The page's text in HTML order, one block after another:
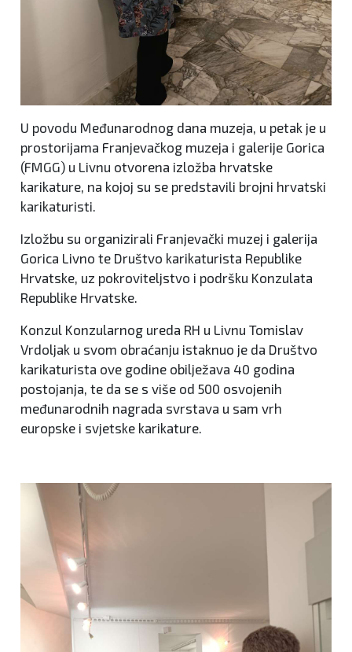
U povodu Međunarodnog dana muzeja, u petak je u
prostorijama Franjevačkog muzeja i galerije Gorica
(FMGG) u Livnu otvorena izložba hrvatske
karikature, na kojoj su se predstavili brojni hrvatski
karikaturisti.
Izložbu su organizirali Franjevački muzej i galerija
Gorica Livno te Društvo karikaturista Republike
Hrvatske, uz pokroviteljstvo i podršku Konzulata
Republike Hrvatske.
Konzul Konzularnog ureda RH u Livnu Tomislav
Vrdoljak u svom obraćanju istaknuo je da Društvo
karikaturista ove godine obilježava 40 godina
postojanja, te da se s više od 500 osvojenih
međunarodnih nagrada svrstava u sam vrh
europske i svjetske karikature.